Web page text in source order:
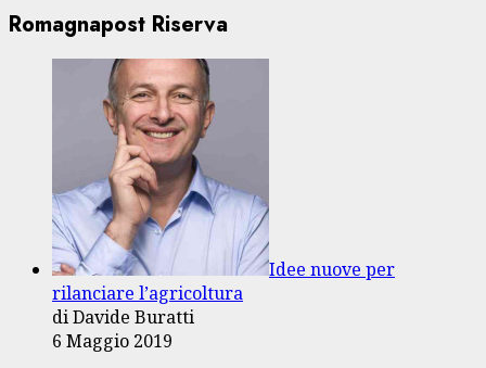
Romagnapost Riserva
Idee nuove per
rilanciare l’agricoltura
di Davide Buratti
6 Maggio 2019